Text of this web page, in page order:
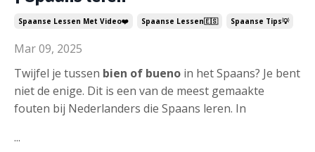
Spaanse Lessen Met Video❤️ Spaanse Lessen🇪🇸 Spaanse Tips💡
Mar 09, 2025
Twijfel je tussen bien of bueno in het Spaans? Je bent
niet de enige. Dit is een van de meest gemaakte
fouten bij Nederlanders die Spaans leren. In
...